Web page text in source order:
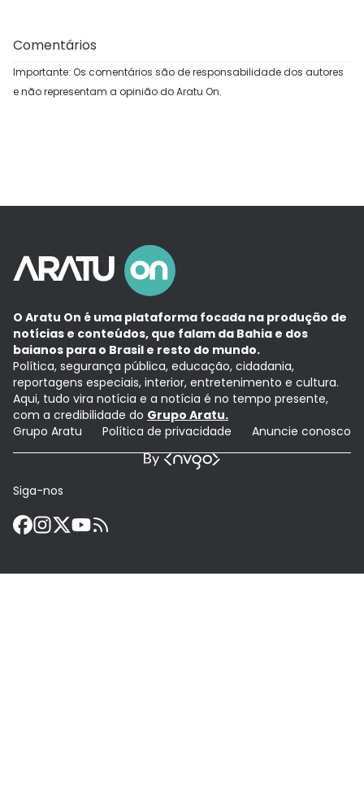
Comentários
Importante: Os comentários são de responsabilidade dos autores
e não representam a opinião do Aratu On.
O Aratu On é uma plataforma focada na produção de
notícias e conteúdos, que falam da Bahia e dos
baianos para o Brasil e resto do mundo.
Política, segurança pública, educação, cidadania,
reportagens especiais, interior, entretenimento e cultura.
Aqui, tudo vira notícia e a notícia é no tempo presente,
com a credibilidade do Grupo Aratu.
Grupo Aratu
Política de privacidade Anuncie conosco
Siga-nos